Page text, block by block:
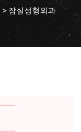
> 잠실성형외과